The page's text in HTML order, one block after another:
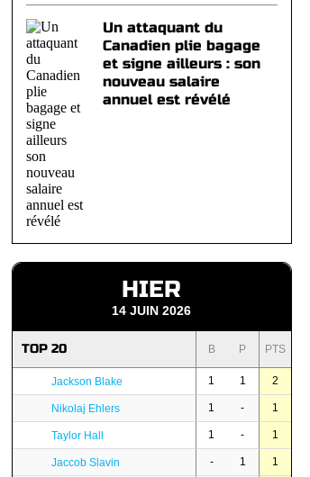
Un attaquant du
Canadien plie bagage
et signe ailleurs : son
nouveau salaire
annuel est révélé
HIER
14 JUIN 2026
TOP 20 B P PTS
Jackson Blake 1 1 2
Nikolaj Ehlers 1 - 1
Taylor Hall 1 - 1
Jaccob Slavin - 1 1